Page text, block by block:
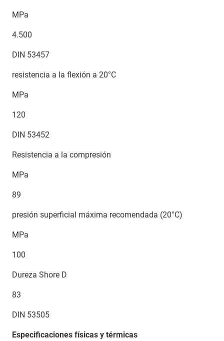
MPa
4.500
DIN 53457
resistencia a la flexión a 20°C
MPa
120
DIN 53452
Resistencia a la compresión
MPa
89
presión superficial máxima recomendada (20°C)
MPa
100
Dureza Shore D
83
DIN 53505
Especificaciones físicas y térmicas